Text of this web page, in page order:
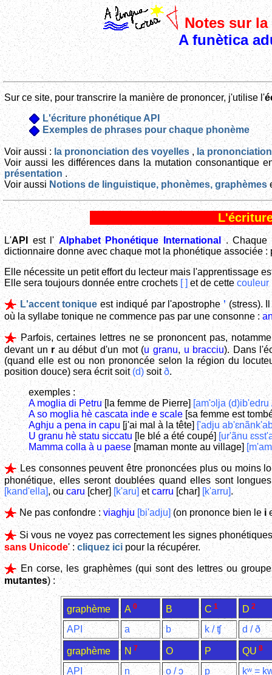
Notes sur la
A funètica
Sur ce site, pour transcrire la manière de prononcer, j'utilise l'
L'écriture phonétique API
Exemples de phrases pour chaque phonème
Voir aussi :la prononciation des voyelles,la
Voir aussi les différences dans la mutation consonantique
présentation.
Voir aussi Notions de linguistique, phonèmes, graphèmes
L'API est l' Alphabet Phonétique International. Chaque
dictionnaire donne avec chaque mot la phonétique associée
Elle nécessite un petit effort du lecteur mais l'apprentissage
Elle sera toujours donnée entre crochets [ ]et de cettecouleur
L'accent toniqueest indiqué par l'apostropheʹ(stress).
où la syllabe tonique ne commence pas par une consonne :
Parfois, certaines lettres ne se prononcent pas,
devant unr au début d'un mot (u granu, u bracciu). Dans
(quand elle est ou non prononcée selon la région du
position douce) sera écrit soit(d) soitð.
exemples :
A moglia di Petru [la femme de Pierre][am'ɔlja (d)ib'edru
A so moglia hè cascata inde e scale[sa femme est
Aghju a pena in capu[j'ai mal à la tête]['adju
U granu hè statu siccatu [le blé a été coupé] [ur'ãnu
Mamma colla à u paese [maman monte au village]
Les consonnes peuvent être prononcées plus ou moins
phonétique, elles seront doublées quand elles sont
[kand'ella], oucaru[cher] [k'aru] etcarru[char] [k'arru].
Ne pas confondre :viaghju [bi'adju](on prononce bien le i
Si vous ne voyez pas correctement les signes
sans Unicode' : cliquez ici pour la récupérer.
En corse, les graphèmes (qui sont des lettres ou
mutantes) :
graphème A 0 B C 1 D 2
API a b k / ʧ d / ð
graphème N 7 O P QU 8
API n o / ɔ p kʷ =